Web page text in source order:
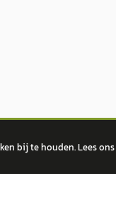
bij te houden. Lees ons